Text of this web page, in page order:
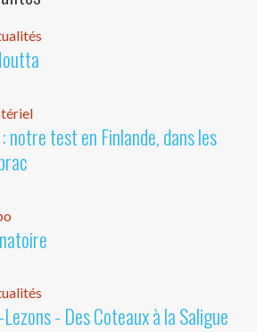
test en Finlande, dans les
- Des Coteaux à la Saligue